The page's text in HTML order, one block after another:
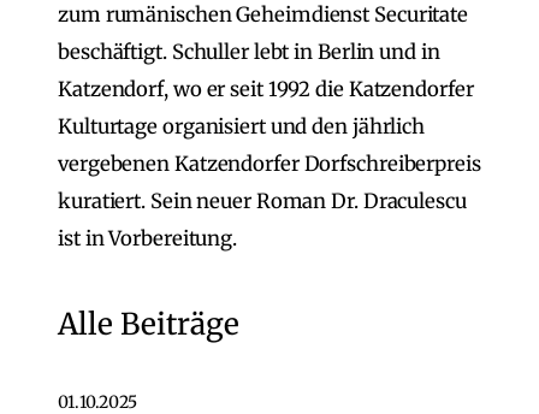
zum rumänischen Geheimdienst Securitate
beschäftigt. Schuller lebt in Berlin und in
Katzendorf, wo er seit 1992 die Katzendorfer
Kulturtage organisiert und den jährlich
vergebenen Katzendorfer Dorfschreiberpreis
kuratiert. Sein neuer Roman Dr. Draculescu
ist in Vorbereitung.
Alle Beiträge
01.10.2025